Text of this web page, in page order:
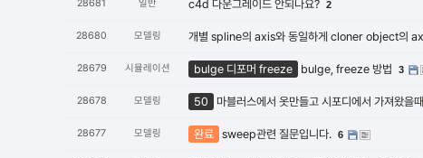
28681 일반 c4d 다운그레이드 안되나요? 2
28680 모델링 개별 spline의 axis와 동일하게 cloner object의
28679 시뮬레이션 bulge 디포머 freeze bulge, freeze 방법 3
28678 모델링 50 마블러스에서 옷만들고 시포디에서 가져왔을때
28677 모델링 완료 sweep관련 질문입니다. 6